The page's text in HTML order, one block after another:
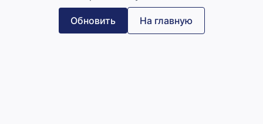
Обновить На главную